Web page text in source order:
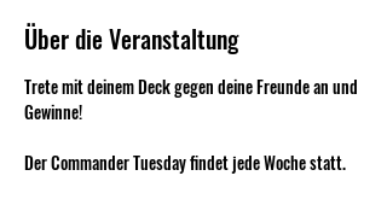
Über die Veranstaltung
Trete mit deinem Deck gegen deine Freunde an und
Gewinne!
Der Commander Tuesday findet jede Woche statt.